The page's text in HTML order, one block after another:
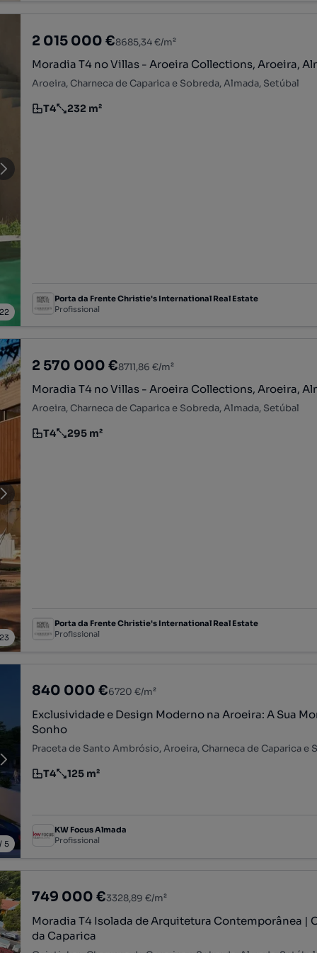
22
2 015 000 €8685,34 €/m²
Moradia T4 no Villas - Aroeira Collections, Aroeira,
Aroeira, Charneca de Caparica e Sobreda, Almada, Setúbal
Tipologia
T4
Preço por metro quadrado
232 m²
Porta da Frente Christie's International Real Estate
Profissional
23
2 570 000 €8711,86 €/m²
Moradia T4 no Villas - Aroeira Collections, Aroeira,
Aroeira, Charneca de Caparica e Sobreda, Almada, Setúbal
Tipologia
T4
Preço por metro quadrado
295 m²
Porta da Frente Christie's International Real Estate
Profissional
5
840 000 €6720 €/m²
Exclusividade e Design Moderno na Aroeira: A Sua
Sonho
Tipologia
T4
Preço por metro quadrado
125 m²
KW Focus Almada
Profissional
749 000 €3328,89 €/m²
Moradia T4 Isolada de Arquitetura Contemporânea |
da Caparica